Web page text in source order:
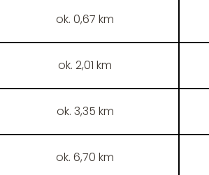
ok. 0,67 km
ok. 2,01 km
ok. 3,35 km
ok. 6,70 km